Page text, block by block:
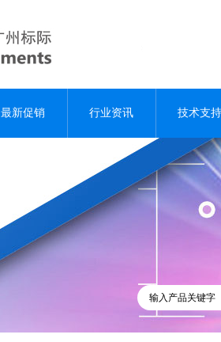
最新促销 行业资讯 技术支持